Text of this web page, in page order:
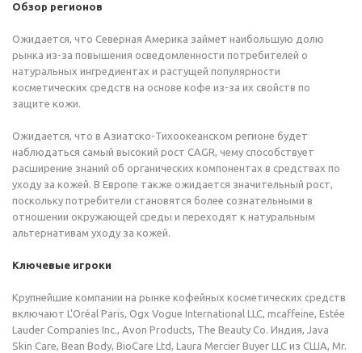
Обзор регионов
Ожидается, что Северная Америка займет наибольшую долю
рынка из-за повышения осведомленности потребителей о
натуральных ингредиентах и растущей популярности
косметических средств на основе кофе из-за их свойств по
защите кожи.
Ожидается, что в Азиатско-Тихоокеанском регионе будет
наблюдаться самый высокий рост CAGR, чему способствует
расширение знаний об органических компонентах в средствах по
уходу за кожей. В Европе также ожидается значительный рост,
поскольку потребители становятся более сознательными в
отношении окружающей среды и переходят к натуральным
альтернативам уходу за кожей.
Ключевые игроки
Крупнейшие компании на рынке кофейных косметических средств
включают L'Oréal Paris, Ogx Vogue International LLC, mcaffeine, Estée
Lauder Companies Inc., Avon Products, The Beauty Co. Индия, Java
Skin Care, Bean Body, BioCare Ltd, Laura Mercier Buyer LLC из США, Mr.